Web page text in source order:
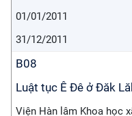
01/01/2011
31/12/2011
B08
Luật tục Ê Đê ở Đăk
Viện Hàn lâm Khoa học